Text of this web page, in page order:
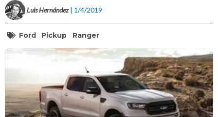
Luis Hernández | 1/4/2019
Ford Pickup Ranger